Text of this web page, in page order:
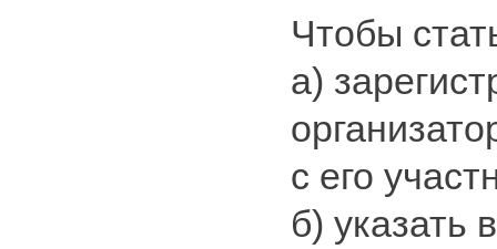
Чтобы
а)
с его
б) указать